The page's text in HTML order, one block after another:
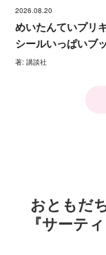
2026.08.20
めいたんていプリ
シールいっぱいブ
著: 講談社
おともだ
『サーテ